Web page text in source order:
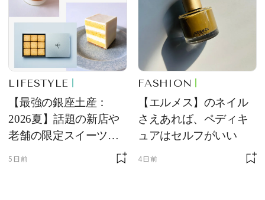
LIFESTYLE
【最強の銀座土産：
2026夏】話題の新店や
老舗の限定スイーツを
ゲット【＃SPURおやつ
5日前
FASHION
【エルメス】のネイル
さえあれば、ペディキ
ュアはセルフがいい
4日前